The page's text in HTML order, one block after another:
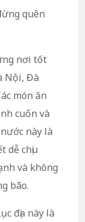
quên
nơi tốt
Nội, Đà
món ăn
cuốn và
này là
dễ chịu
và không
bão.
địa này là